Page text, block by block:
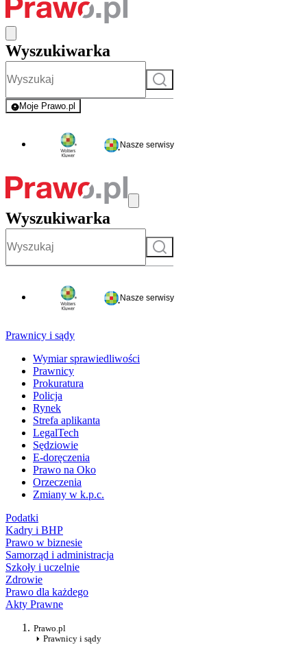
Wyszukiwarka
Szukaj
Moje Prawo.pl
- rejestracja i logowanie do serwisu
Nasze serwisy
Wyszukiwarka
Szukaj
Nasze serwisy
Prawnicy i sądy
Wymiar sprawiedliwości
Prawnicy
Prokuratura
Policja
Rynek
Strefa aplikanta
LegalTech
Sędziowie
E-doręczenia
Prawo na Oko
Orzeczenia
Zmiany w k.p.c.
Podatki
Kadry i BHP
Prawo w biznesie
Samorząd i administracja
Szkoły i uczelnie
Zdrowie
Prawo dla każdego
Akty Prawne
Prawo.pl
Prawnicy i sądy